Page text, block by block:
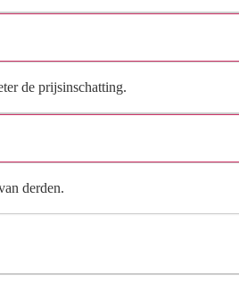
de prijsinschatting.
derden.